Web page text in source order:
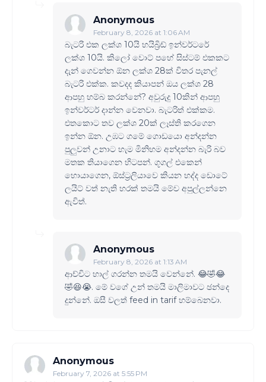
Anonymous
February 8, 2026 at 1:06 AM
බැටරි එක ලක්ශ 10යි හයිබ්‍රිඩ් ඉන්වර්ටරේ
ලක්ශ 10යි. කිලෝ වොට් පහේ සිස්ටම් එකකට
දැන් ගෙවන්න ඕන ලක්ශ 28ක් විතර පැනල්
බැටරි එක්ක. කවදද කියාපන් ඔය ලක්ශ 28
ආපහු හම්බ කරන්නේ? අවුරුදු 10කින් ආපහු
ඉන්වර්ටර් දාන්න වෙනවා. බැටරිත් එක්කම.
එතකොට තව ලක්ශ 20ක් ලෑස්ති කරගෙන
ඉන්න ඕන. උඹට ගමේ ගොඩයො අන්දන්න
පුලුවන් උනාට හැම මිනිහම අන්දන්න බැරි බව
මතක තියාගෙන හිටපන්. ගූගල් එකෙන්
හොයාගෙන, ඕස්ට්‍රලියාවෙ කියන හද්ද ඩොටේ
ලයිට් වත් නැති හරක් තමයි මේව අපුල්ලන්නෙ
ඇවිත්.
Anonymous
February 8, 2026 at 1:13 AM
ආච්චිට හාල් ගරන්න තමයි වෙන්නේ. 😂🤣😂
🤣😆😭. මේ වගේ උන් තමයි මාලිමාවට ඡන්දෙ
දුන්නේ. ඔසී වලත් feed in tarif හම්බෙනවා.
Anonymous
February 7, 2026 at 5:55 PM